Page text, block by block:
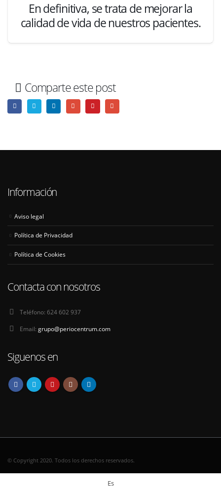
En definitiva, se trata de mejorar la
calidad de vida de nuestros pacientes.
Comparte este post
Información
Aviso legal
Política de Privacidad
Política de Cookies
Contacta con nosotros
Teléfono: 624 602 937
Email: grupo@periocentrum.com
Siguenos en
© Copyright 2020. Todos los derechos reservados.
Es